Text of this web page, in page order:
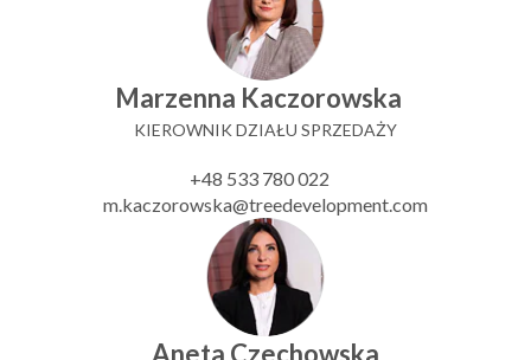
Marzenna Kaczorowska
KIEROWNIK DZIAŁU SPRZEDAŻY
+48 533 780 022
m.kaczorowska@treedevelopment.com
Aneta Czechowska